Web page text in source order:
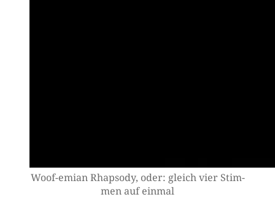
Woof-emi­an Rhap­so­dy, oder: gleich vier Stim­
men auf einmal